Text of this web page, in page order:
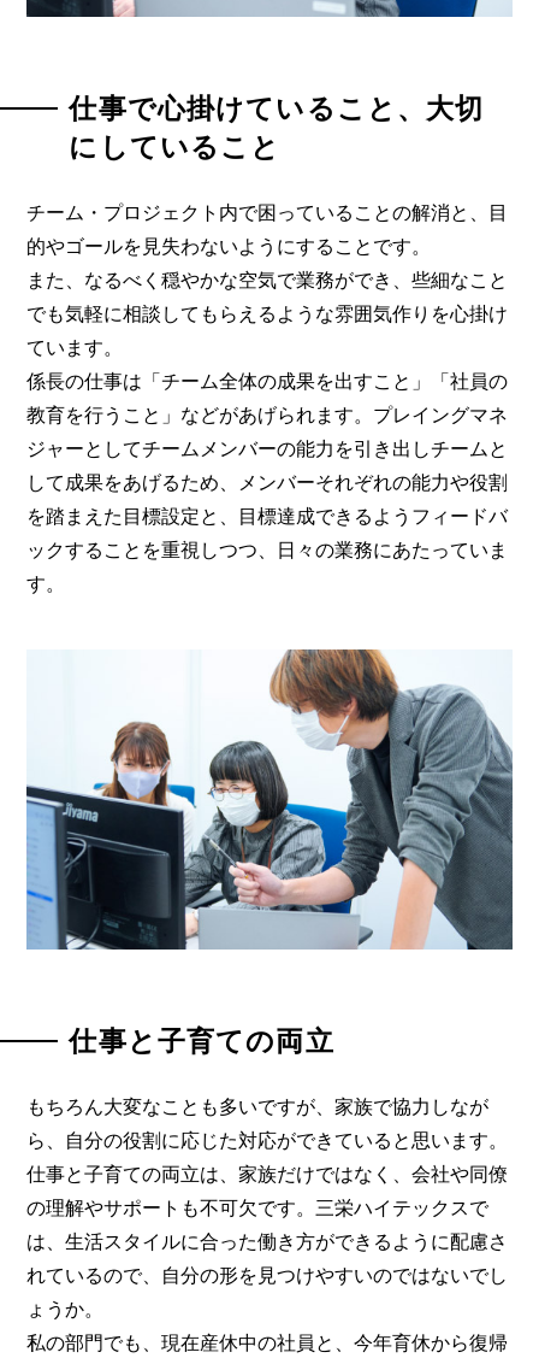
仕事で心掛けていること、大切
にしていること
チーム・プロジェクト内で困っていることの解消と、目
的やゴールを見失わないようにすることです。
また、なるべく穏やかな空気で業務ができ、些細なこと
でも気軽に相談してもらえるような雰囲気作りを心掛け
ています。
係長の仕事は「チーム全体の成果を出すこと」「社員の
教育を行うこと」などがあげられます。プレイングマネ
ジャーとしてチームメンバーの能力を引き出しチームと
して成果をあげるため、メンバーそれぞれの能力や役割
を踏まえた目標設定と、目標達成できるようフィードバ
ックすることを重視しつつ、日々の業務にあたっていま
す。
仕事と子育ての両立
もちろん大変なことも多いですが、家族で協力しなが
ら、自分の役割に応じた対応ができていると思います。
仕事と子育ての両立は、家族だけではなく、会社や同僚
の理解やサポートも不可欠です。三栄ハイテックスで
は、生活スタイルに合った働き方ができるように配慮さ
れているので、自分の形を見つけやすいのではないでし
ょうか。
私の部門でも、現在産休中の社員と、今年育休から復帰